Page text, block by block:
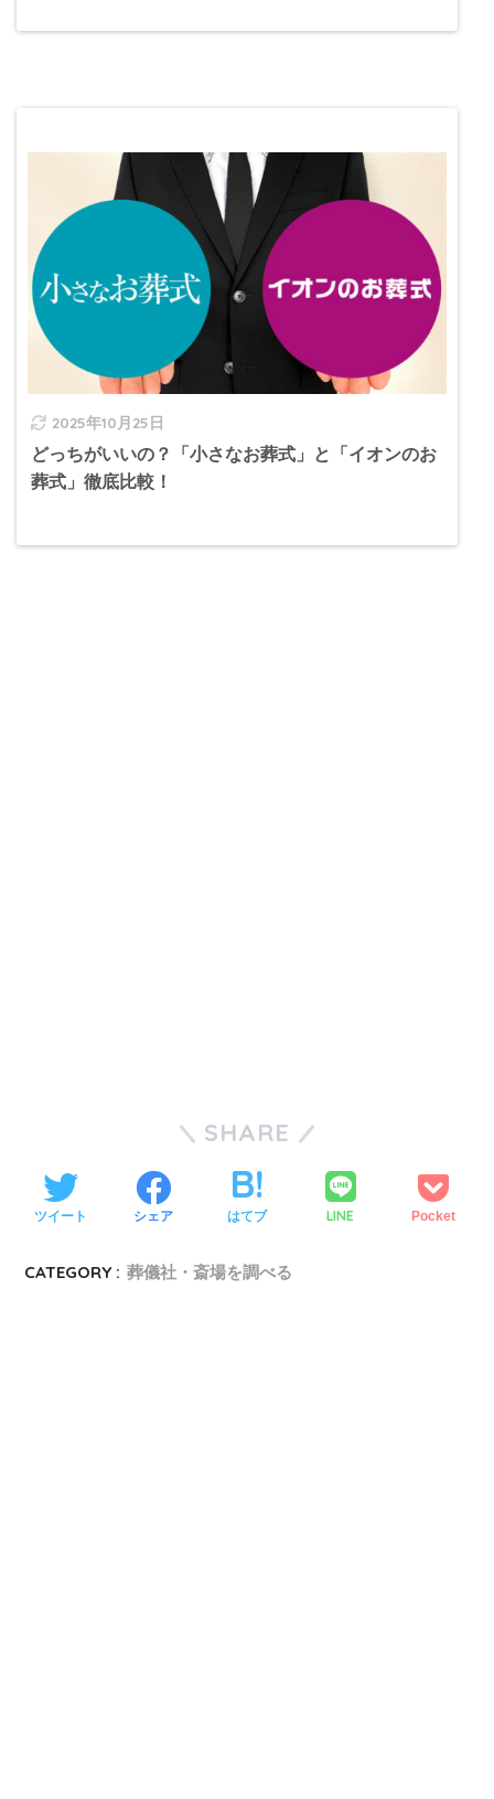
2025年10月25日
どっちがいいの？「小さなお葬式」と「イオンのお
葬式」徹底比較！
SHARE
ツイート シェア はてブ LINE Pocket
CATEGORY : 葬儀社・斎場を調べる